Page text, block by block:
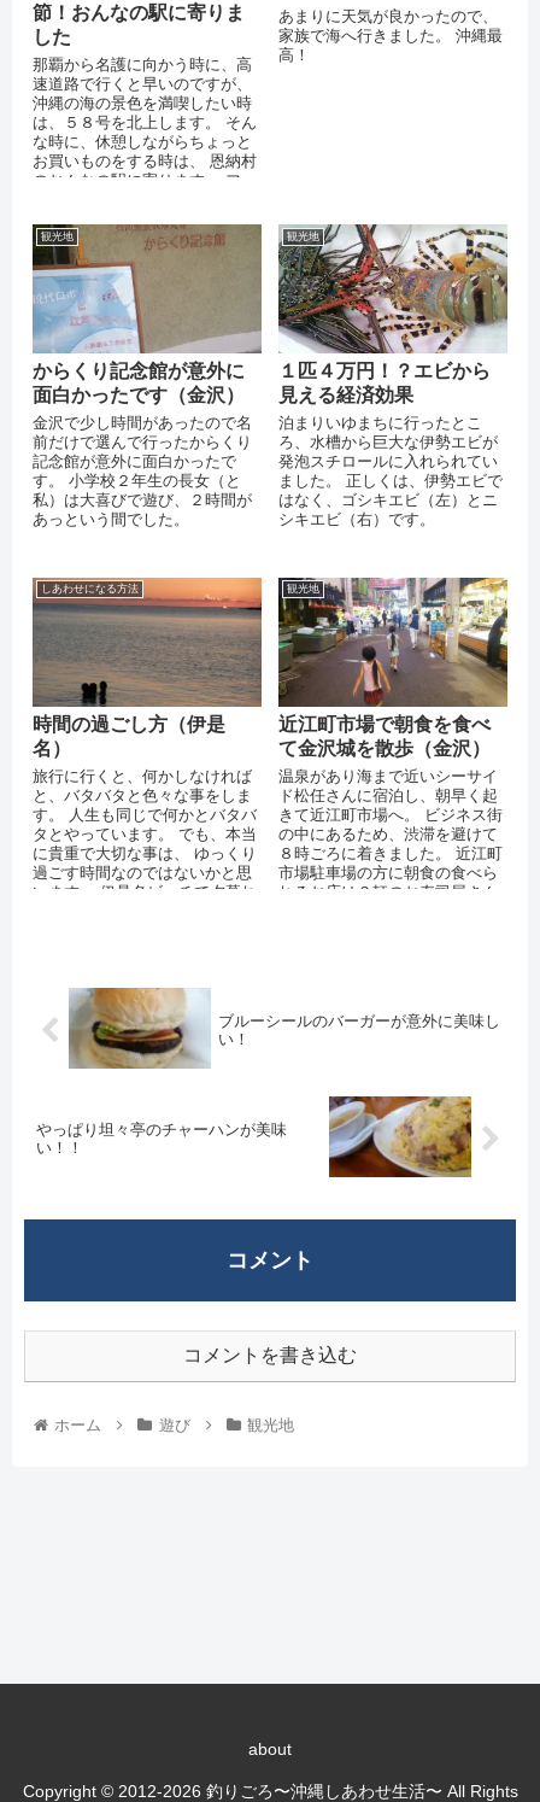
節！おんなの駅に寄りま
した
那覇から名護に向かう時に、高
速道路で行くと早いのですが、
沖縄の海の景色を満喫したい時
は、５８号を北上します。 そん
な時に、休憩しながらちょっと
お買いものをする時は、 恩納村
のおんなの駅に寄ります。 フー
あまりに天気が良かったので、
家族で海へ行きました。 沖縄最
高！
観光地
からくり記念館が意外に
面白かったです（金沢）
金沢で少し時間があったので名
前だけで選んで行ったからくり
記念館が意外に面白かったで
す。 小学校２年生の長女（と
私）は大喜びで遊び、２時間が
あっという間でした。
観光地
１匹４万円！？エビから
見える経済効果
泊まりいゆまちに行ったとこ
ろ、水槽から巨大な伊勢エビが
発泡スチロールに入れられてい
ました。 正しくは、伊勢エビで
はなく、ゴシキエビ（左）とニ
シキエビ（右）です。
しあわせになる方法
時間の過ごし方（伊是
名）
旅行に行くと、何かしなければ
と、バタバタと色々な事をしま
す。 人生も同じで何かとバタバ
タとやっています。 でも、本当
に貴重で大切な事は、 ゆっくり
過ごす時間なのではないかと思
います。 伊是名ビーチで夕暮れ
観光地
近江町市場で朝食を食べ
て金沢城を散歩（金沢）
温泉があり海まで近いシーサイ
ド松任さんに宿泊し、朝早く起
きて近江町市場へ。 ビジネス街
の中にあるため、渋滞を避けて
８時ごろに着きました。 近江町
市場駐車場の方に朝食の食べら
れるお店は３軒のお寿司屋さん
ブルーシールのバーガーが意外に美味し
い！
やっぱり坦々亭のチャーハンが美味
い！！
コメント
コメントを書き込む
ホーム 遊び 観光地
about
Copyright © 2012-2026 釣りごろ〜沖縄しあわせ生活〜 All Rights